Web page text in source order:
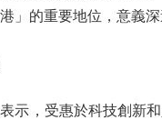
」的重要地位，意義深
，受惠於科技創新和